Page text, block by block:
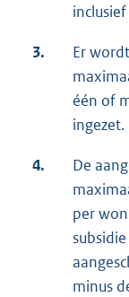
inclusief
3.
Er
één of
ingezet.
4.
De
per
minus